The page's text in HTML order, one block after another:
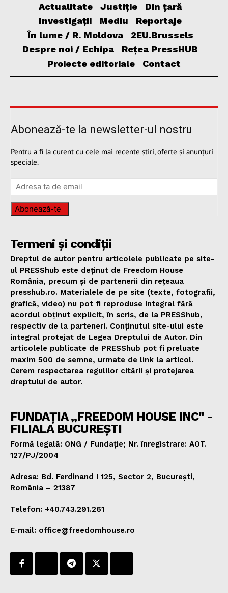
Actualitate Justiție
Din țară
Investigații
Mediu
Reportaje
În lume / R. Moldova
2EU.Brussels
Despre noi / Echipa
Rețea PressHUB
Proiecte editoriale
Contact
Abonează-te la newsletter-ul nostru
Pentru a fi la curent cu cele mai recente știri, oferte și anunțuri
speciale.
Abonează-te
Termeni și condiții
Dreptul de autor pentru articolele publicate pe site-
ul PRESShub este deținut de Freedom House
România, precum și de partenerii din rețeaua
presshub.ro. Materialele de pe site (texte, fotografii,
grafică, video) nu pot fi reproduse integral fără
acordul obținut explicit, în scris, de la PRESShub,
respectiv de la parteneri. Conținutul site-ului este
integral protejat de Legea Dreptului de Autor. Din
articolele publicate de PRESShub pot fi preluate
maxim 500 de semne, urmate de link la articol.
Cerem respectarea regulilor citării și protejarea
dreptului de autor.
FUNDAȚIA „FREEDOM HOUSE INC" -
FILIALA BUCUREȘTI
Formă legală: ONG / Fundație; Nr. înregistrare: AOT.
127/PJ/2004
Adresa: Bd. Ferdinand I 125, Sector 2, București,
România – 21387
Telefon: +40.743.291.261
E-mail: office@freedomhouse.ro